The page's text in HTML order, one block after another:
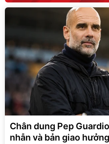
Chân dung Pep
nhẫn và bản giao